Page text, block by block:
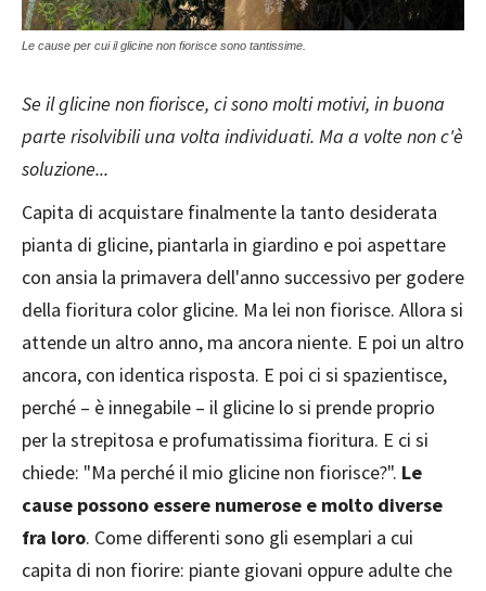
Le cause per cui il glicine non fiorisce sono tantissime.
Se il glicine non fiorisce, ci sono molti motivi, in buona
parte risolvibili una volta individuati. Ma a volte non c'è
soluzione...
Capita di acquistare finalmente la tanto desiderata
pianta di glicine, piantarla in giardino e poi aspettare
con ansia la primavera dell'anno successivo per godere
della fioritura color glicine. Ma lei non fiorisce. Allora si
attende un altro anno, ma ancora niente. E poi un altro
ancora, con identica risposta. E poi ci si spazientisce,
perché – è innegabile – il glicine lo si prende proprio
per la strepitosa e profumatissima fioritura. E ci si
chiede: "Ma perché il mio glicine non fiorisce?". Le
cause possono essere numerose e molto diverse
fra loro. Come differenti sono gli esemplari a cui
capita di non fiorire: piante giovani oppure adulte che